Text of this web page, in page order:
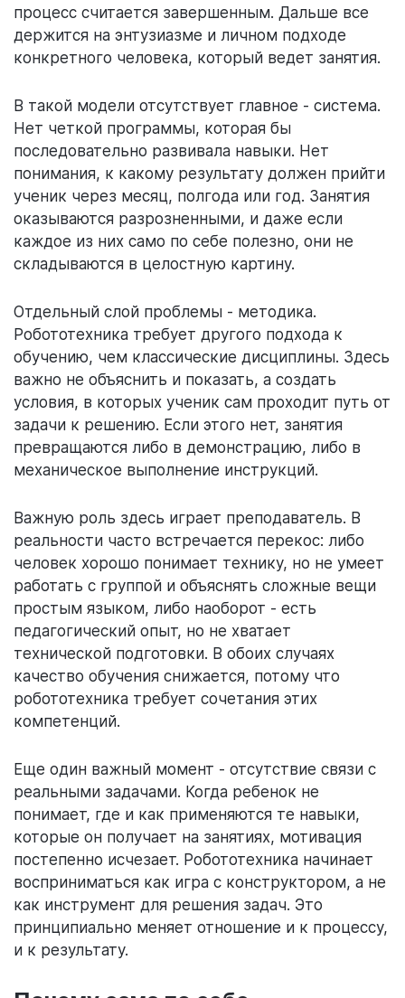
процесс считается завершенным. Дальше все
держится на энтузиазме и личном подходе
конкретного человека, который ведет занятия.
В такой модели отсутствует главное - система.
Нет четкой программы, которая бы
последовательно развивала навыки. Нет
понимания, к какому результату должен прийти
ученик через месяц, полгода или год. Занятия
оказываются разрозненными, и даже если
каждое из них само по себе полезно, они не
складываются в целостную картину.
Отдельный слой проблемы - методика.
Робототехника требует другого подхода к
обучению, чем классические дисциплины. Здесь
важно не объяснить и показать, а создать
условия, в которых ученик сам проходит путь от
задачи к решению. Если этого нет, занятия
превращаются либо в демонстрацию, либо в
механическое выполнение инструкций.
Важную роль здесь играет преподаватель. В
реальности часто встречается перекос: либо
человек хорошо понимает технику, но не умеет
работать с группой и объяснять сложные вещи
простым языком, либо наоборот - есть
педагогический опыт, но не хватает
технической подготовки. В обоих случаях
качество обучения снижается, потому что
робототехника требует сочетания этих
компетенций.
Еще один важный момент - отсутствие связи с
реальными задачами. Когда ребенок не
понимает, где и как применяются те навыки,
которые он получает на занятиях, мотивация
постепенно исчезает. Робототехника начинает
восприниматься как игра с конструктором, а не
как инструмент для решения задач. Это
принципиально меняет отношение и к процессу,
и к результату.